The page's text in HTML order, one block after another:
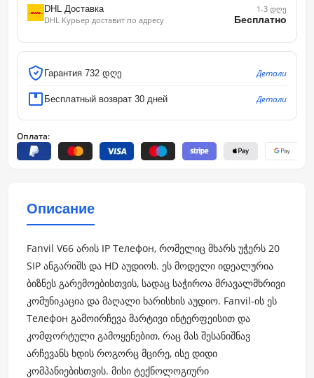
DHL Доставка
DHL Курьер доставит по адресу
1-3 დღე
Бесплатно
Гарантия 732 დღე Детали
Бесплатный возврат 30 дней Детали
Оплата:
Описание
Fanvil V66 არის IP Телефон, რომელიც მხარს უჭერს 20
SIP ანგარიშს და HD აუდიოს. ეს მოდელი იდეალურია
ბიზნეს გარემოებისთვის, სადაც საჭიროა მრავალმხრივი
კომუნიკაცია და მაღალი ხარისხის აუდიო. Fanvil-ის ეს
Телефон გამოირჩევა მარტივი ინტერფეისით და
კომფორტული გამოყენებით, რაც მას შესანიშნავ
არჩევანს ხდის როგორც მცირე, ისე დიდი
კომპანიებისთვის. მისი ტექნოლოგიური